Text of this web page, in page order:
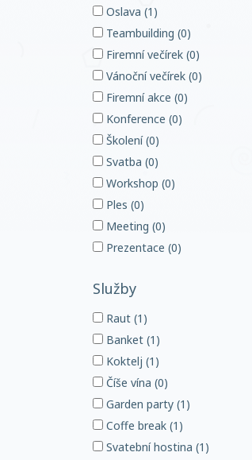
Oslava (1)
Teambuilding (0)
Firemní večírek (0)
Vánoční večírek (0)
Firemní akce (0)
Konference (0)
Školení (0)
Svatba (0)
Workshop (0)
Ples (0)
Meeting (0)
Prezentace (0)
Služby
Raut (1)
Banket (1)
Koktelj (1)
Číše vína (0)
Garden party (1)
Coffe break (1)
Svatební hostina (1)